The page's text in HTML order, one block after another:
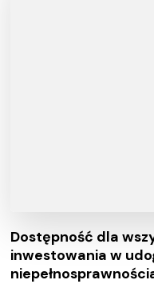
Dostępność dla
inwestowania w